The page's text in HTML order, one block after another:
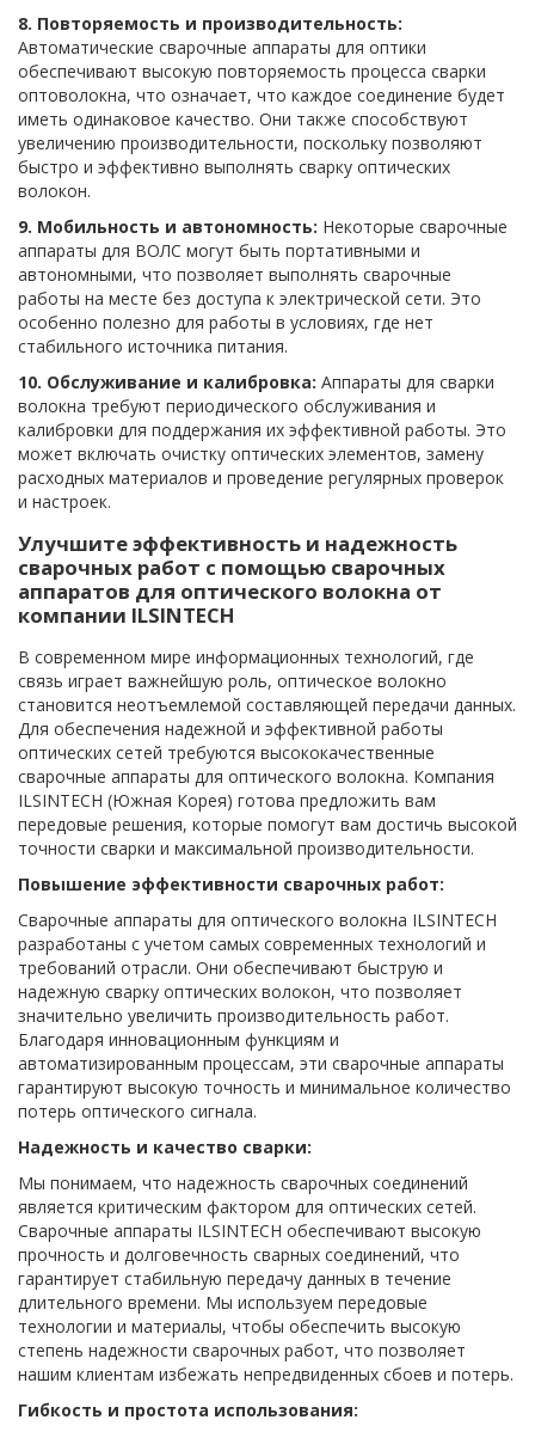
8. Повторяемость и производительность:
Автоматические сварочные аппараты для оптики
обеспечивают высокую повторяемость процесса сварки
оптоволокна, что означает, что каждое соединение будет
иметь одинаковое качество. Они также способствуют
увеличению производительности, поскольку позволяют
быстро и эффективно выполнять сварку оптических
волокон.
9. Мобильность и автономность: Некоторые сварочные
аппараты для ВОЛС могут быть портативными и
автономными, что позволяет выполнять сварочные
работы на месте без доступа к электрической сети. Это
особенно полезно для работы в условиях, где нет
стабильного источника питания.
10. Обслуживание и калибровка: Аппараты для сварки
волокна требуют периодического обслуживания и
калибровки для поддержания их эффективной работы. Это
может включать очистку оптических элементов, замену
расходных материалов и проведение регулярных проверок
и настроек.
Улучшите эффективность и надежность
сварочных работ с помощью сварочных
аппаратов для оптического волокна от
компании ILSINTECH
В современном мире информационных технологий, где
связь играет важнейшую роль, оптическое волокно
становится неотъемлемой составляющей передачи данных.
Для обеспечения надежной и эффективной работы
оптических сетей требуются высококачественные
сварочные аппараты для оптического волокна. Компания
ILSINTECH (Южная Корея) готова предложить вам
передовые решения, которые помогут вам достичь высокой
точности сварки и максимальной производительности.
Повышение эффективности сварочных работ:
Сварочные аппараты для оптического волокна ILSINTECH
разработаны с учетом самых современных технологий и
требований отрасли. Они обеспечивают быструю и
надежную сварку оптических волокон, что позволяет
значительно увеличить производительность работ.
Благодаря инновационным функциям и
автоматизированным процессам, эти сварочные аппараты
гарантируют высокую точность и минимальное количество
потерь оптического сигнала.
Надежность и качество сварки:
Мы понимаем, что надежность сварочных соединений
является критическим фактором для оптических сетей.
Сварочные аппараты ILSINTECH обеспечивают высокую
прочность и долговечность сварных соединений, что
гарантирует стабильную передачу данных в течение
длительного времени. Мы используем передовые
технологии и материалы, чтобы обеспечить высокую
степень надежности сварочных работ, что позволяет
нашим клиентам избежать непредвиденных сбоев и потерь.
Гибкость и простота использования: